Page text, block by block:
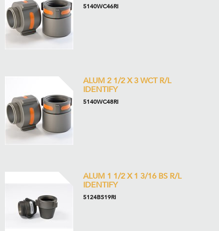
5140WC46RI
ALUM 2 1/2 X 3 WCT R/L
IDENTIFY
5140WC48RI
ALUM 1 1/2 X 1 3/16 BS R/L
IDENTIFY
5124BS19RI